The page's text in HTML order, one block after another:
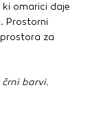
omarici daje
Prostorni
za
barvi.